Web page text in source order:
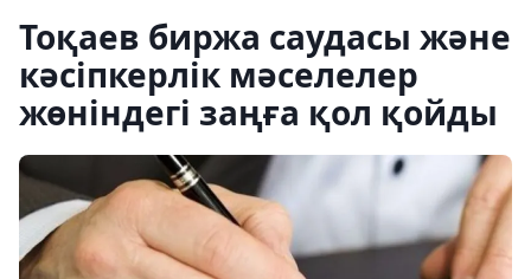
Тоқаев биржа саудасы және
кәсіпкерлік мәселелер
жөніндегі заңға қол қойды